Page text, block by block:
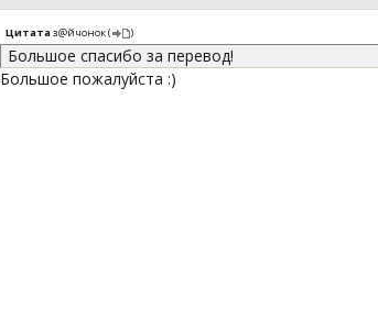
Цитатаз@йчонок( )
Большое спасибо за перевод!
Большое пожалуйста :)